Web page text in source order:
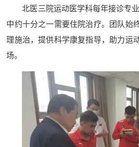
北医三院运动医学科每年接诊专
中约十分之一需要住院治疗。团队始
理施治，提供科学康复指导，助力运
场。